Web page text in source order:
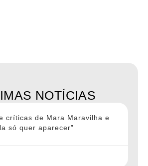
NOTÍCIAS
críticas de Mara Maravilha e
só quer aparecer”